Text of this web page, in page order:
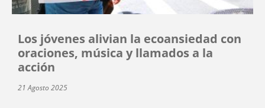
Los jóvenes alivian la ecoansiedad con
oraciones, música y llamados a la
acción
21 Agosto 2025